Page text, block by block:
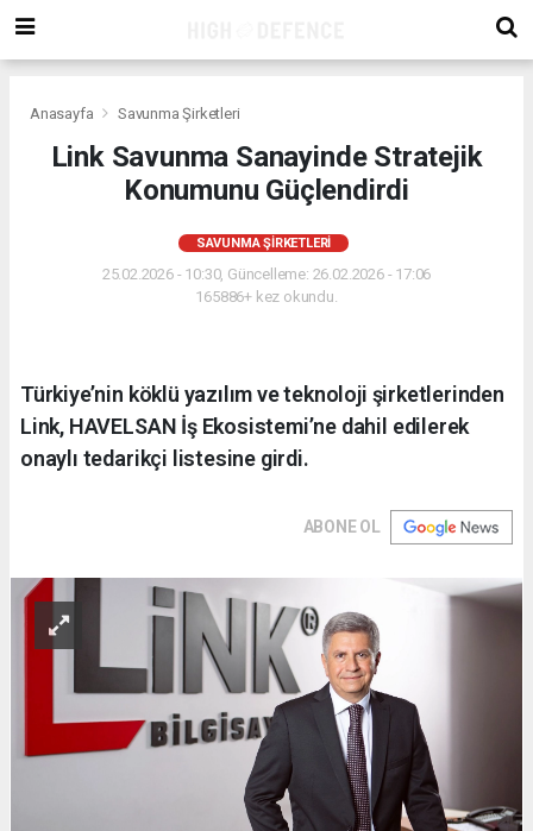
Anasayfa Savunma Şirketleri
Link Savunma Sanayinde Stratejik
Konumunu Güçlendirdi
SAVUNMA ŞIRKETLERI
25.02.2026 - 10:30, Güncelleme: 26.02.2026 - 17:06
165886+ kez okundu.
Türkiye’nin köklü yazılım ve teknoloji şirketlerinden
Link, HAVELSAN İş Ekosistemi’ne dahil edilerek
onaylı tedarikçi listesine girdi.
ABONE OL